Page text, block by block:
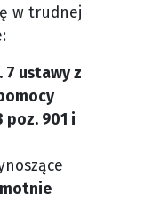
w trudnej
ustawy z
poz. 901 i